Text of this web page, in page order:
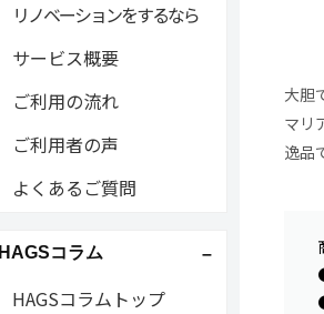
大胆
マリ
逸品
リノベーションをするなら
サービス概要
ご利用の流れ
ご利用者の声
よくあるご質問
HAGSコラム
HAGSコラムトップ